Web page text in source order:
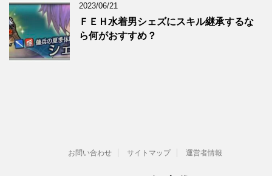
2023/06/21
ＦＥＨ水着男シェズにスキル継承するな
ら何がおすすめ？
お問い合わせ サイトマップ 運営者情報